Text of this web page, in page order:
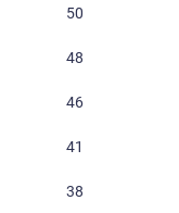
50
48
46
41
38